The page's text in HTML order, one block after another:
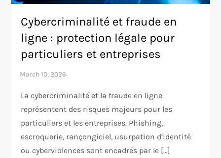
Cybercriminalité et fraude en
ligne : protection légale pour
particuliers et entreprises
La cybercriminalité et la fraude en ligne
représentent des risques majeurs pour les
particuliers et les entreprises. Phishing,
escroquerie, rançongiciel, usurpation d’identité
ou cyberviolences sont encadrés par le […]